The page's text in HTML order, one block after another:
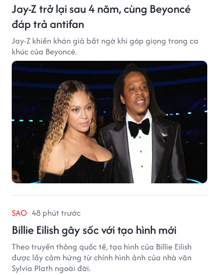
Jay-Z trở lại sau 4 năm, cùng Beyoncé
đáp trả antifan
Jay-Z khiến khán giả bất ngờ khi góp giọng trong ca
khúc của Beyoncé.
SAO 48 phút trước
Billie Eilish gây sốc với tạo hình mới
Theo truyền thông quốc tế, tạo hình của Billie Eilish
được lấy cảm hứng từ chính hình ảnh của nhà văn
Sylvia Plath ngoài đời.